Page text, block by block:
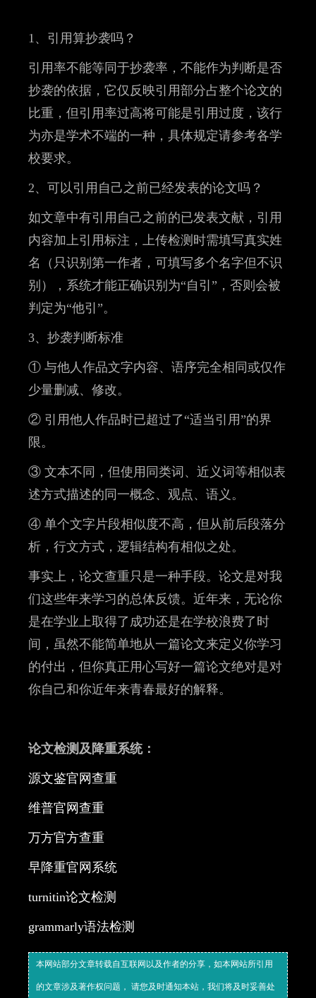
1、引用算抄袭吗？
引用率不能等同于抄袭率，不能作为判断是否
抄袭的依据，它仅反映引用部分占整个论文的
比重，但引用率过高将可能是引用过度，该行
为亦是学术不端的一种，具体规定请参考各学
校要求。
2、可以引用自己之前已经发表的论文吗？
如文章中有引用自己之前的已发表文献，引用
内容加上引用标注，上传检测时需填写真实姓
名（只识别第一作者，可填写多个名字但不识
别），系统才能正确识别为“自引”，否则会被
判定为“他引”。
3、抄袭判断标准
① 与他人作品文字内容、语序完全相同或仅作
少量删减、修改。
② 引用他人作品时已超过了“适当引用”的界
限。
③ 文本不同，但使用同类词、近义词等相似表
述方式描述的同一概念、观点、语义。
④ 单个文字片段相似度不高，但从前后段落分
析，行文方式，逻辑结构有相似之处。
事实上，论文查重只是一种手段。论文是对我
们这些年来学习的总体反馈。近年来，无论你
是在学业上取得了成功还是在学校浪费了时
间，虽然不能简单地从一篇论文来定义你学习
的付出，但你真正用心写好一篇论文绝对是对
你自己和你近年来青春最好的解释。
论文检测及降重系统：
源文鉴官网查重
维普官网查重
万方官方查重
早降重官网系统
turnitin论文检测
grammarly语法检测
本网站部分文章转载自互联网以及作者的分享，如本网站所引用
的文章涉及著作权问题， 请您及时通知本站，我们将及时妥善处